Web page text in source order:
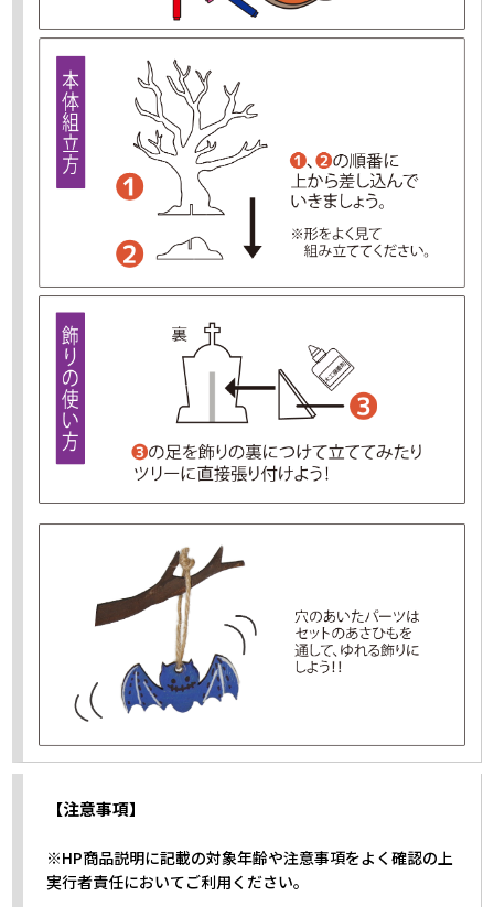
【注意事項】
※HP商品説明に記載の対象年齢や注意事項をよく確認の上
実行者責任においてご利用ください。